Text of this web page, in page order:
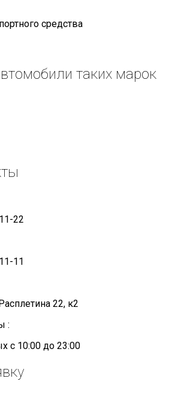
средства
таких марок
22
11
22, к2
:
с 10:00 до 23:00